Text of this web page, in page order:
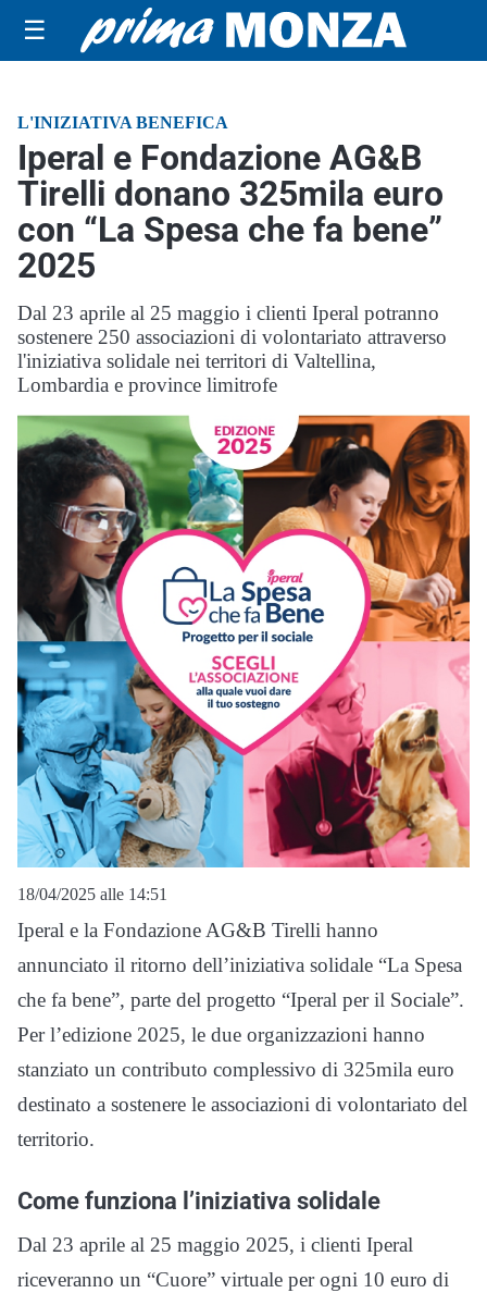
☰
L'INIZIATIVA BENEFICA
Iperal e Fondazione AG&B
Tirelli donano 325mila euro
con “La Spesa che fa bene”
2025
Dal 23 aprile al 25 maggio i clienti Iperal potranno
sostenere 250 associazioni di volontariato attraverso
l'iniziativa solidale nei territori di Valtellina,
Lombardia e province limitrofe
18/04/2025 alle 14:51
Iperal e la Fondazione AG&B Tirelli hanno
annunciato il ritorno dell’iniziativa solidale “La Spesa
che fa bene”, parte del progetto “Iperal per il Sociale”.
Per l’edizione 2025, le due organizzazioni hanno
stanziato un contributo complessivo di 325mila euro
destinato a sostenere le associazioni di volontariato del
territorio.
Come funziona l’iniziativa solidale
Dal 23 aprile al 25 maggio 2025, i clienti Iperal
riceveranno un “Cuore” virtuale per ogni 10 euro di